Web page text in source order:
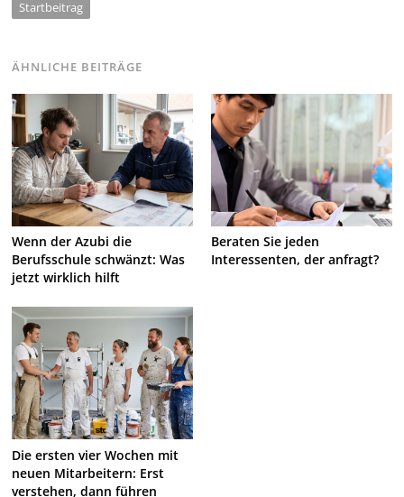
Startbeitrag
ÄHNLICHE BEITRÄGE
Wenn der Azubi die
Berufsschule schwänzt: Was
jetzt wirklich hilft
Beraten Sie jeden
Interessenten, der anfragt?
Die ersten vier Wochen mit
neuen Mitarbeitern: Erst
verstehen, dann führen